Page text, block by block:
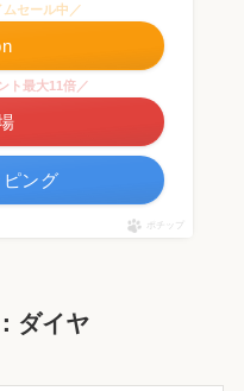
セール中／
ト最大11倍／
ング
ポチップ
ダイヤ